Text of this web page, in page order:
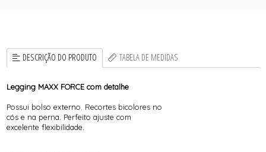
DESCRIÇÃO DO PRODUTO TABELA DE MEDIDAS
Legging MAXX FORCE com detalhe
Possui bolso externo. Recortes bicolores no
cós e na perna. Perfeito ajuste com
excelente flexibilidade.